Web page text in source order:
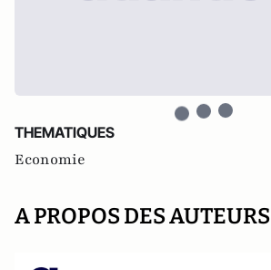
THEMATIQUES
Economie
A PROPOS DES AUTEURS